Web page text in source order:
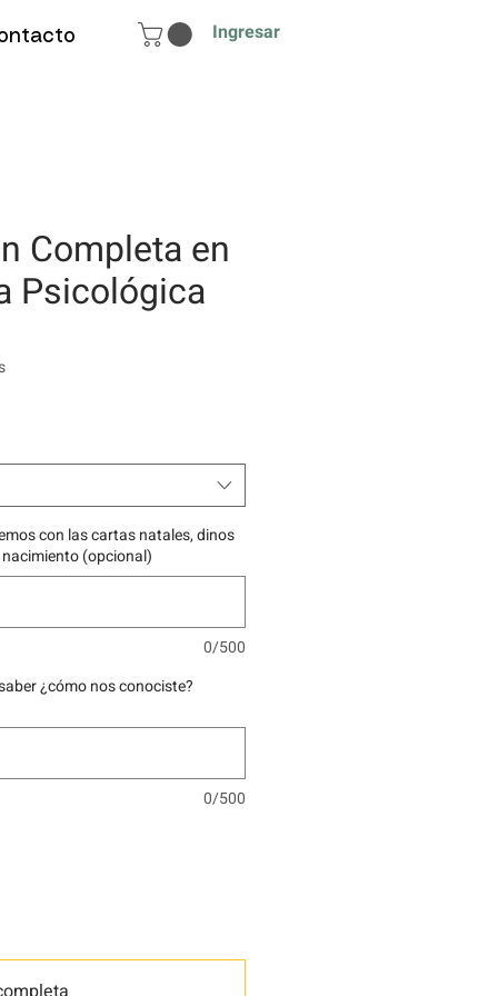
Ingresar
Completa en
Psicológica
con las cartas natales, dinos
(opcional)
0/500
¿cómo nos conociste?
0/500